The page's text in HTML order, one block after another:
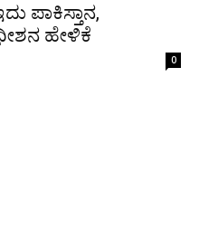
ಪಾಕಿಸ್ತಾನ,
ಹೇಳಿಕೆ
0